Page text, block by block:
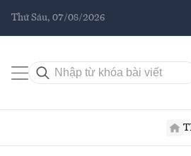
Thứ Sáu, 07/08/2026